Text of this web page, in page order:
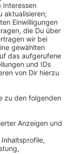
dabei sein.
anmelden